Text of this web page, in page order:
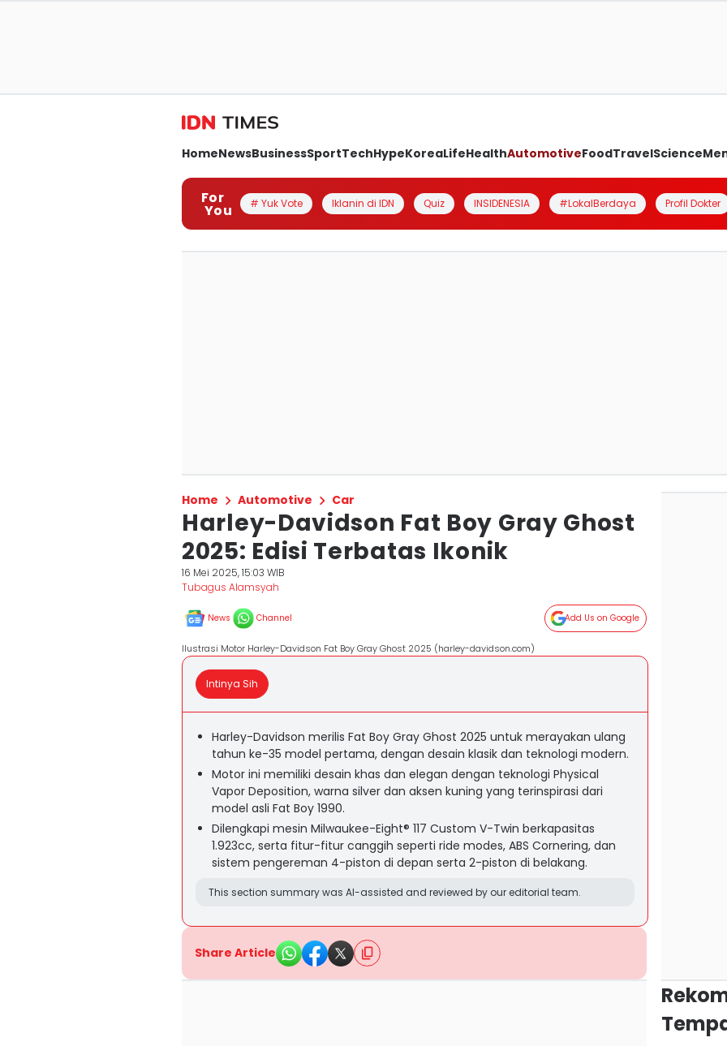
HomeNewsBusinessSportTechHypeKoreaLifeHealthAutomotiveFoodTravelScience
For
You # Yuk Vote Iklanin di IDN Quiz INSIDENESIA #LokalBerdaya Profil Dokter
Home Automotive Car
Harley-Davidson Fat Boy Gray Ghost
2025: Edisi Terbatas Ikonik
16 Mei 2025, 15:03 WIB
Tubagus Alamsyah
News Channel Add Us on Google
Ilustrasi Motor Harley-Davidson Fat Boy Gray Ghost 2025 (harley-davidson.com)
Intinya Sih
Harley-Davidson merilis Fat Boy Gray Ghost 2025 untuk merayakan ulang
tahun ke-35 model pertama, dengan desain klasik dan teknologi modern.
Motor ini memiliki desain khas dan elegan dengan teknologi Physical
Vapor Deposition, warna silver dan aksen kuning yang terinspirasi dari
model asli Fat Boy 1990.
Dilengkapi mesin Milwaukee-Eight® 117 Custom V-Twin berkapasitas
1.923cc, serta fitur-fitur canggih seperti ride modes, ABS Cornering, dan
sistem pengereman 4-piston di depan serta 2-piston di belakang.
This section summary was AI-assisted and reviewed by our editorial team.
Share Article